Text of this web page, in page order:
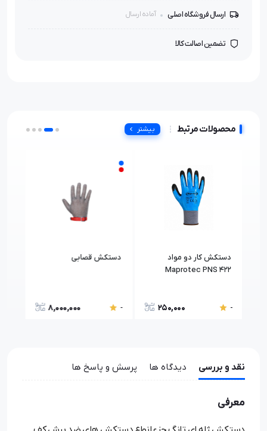
ارسال فروشگاه اصلی آماده ارسال
تضمین اصالت کالا
محصولات مرتبط بیشتر
دستکش کار دو مواد
Maprotec PNS 422
-
250,000
دستکش قصابی
-
8,000,000
نقد و بررسی دیدگاه ها پرسش و پاسخ ها
معرفی